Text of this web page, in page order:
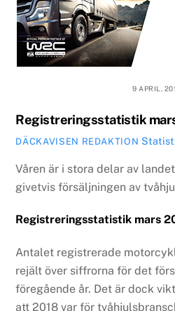
9 APRIL,
Registreringsstatistik
DÄCKAVISEN REDAKTION
Våren är i stora delar av
givetvis försäljningen av
Registreringsstatistik mars
Antalet registrerade
rejält över siffrorna för det
föregående år. Det är dock
att 2018 var för